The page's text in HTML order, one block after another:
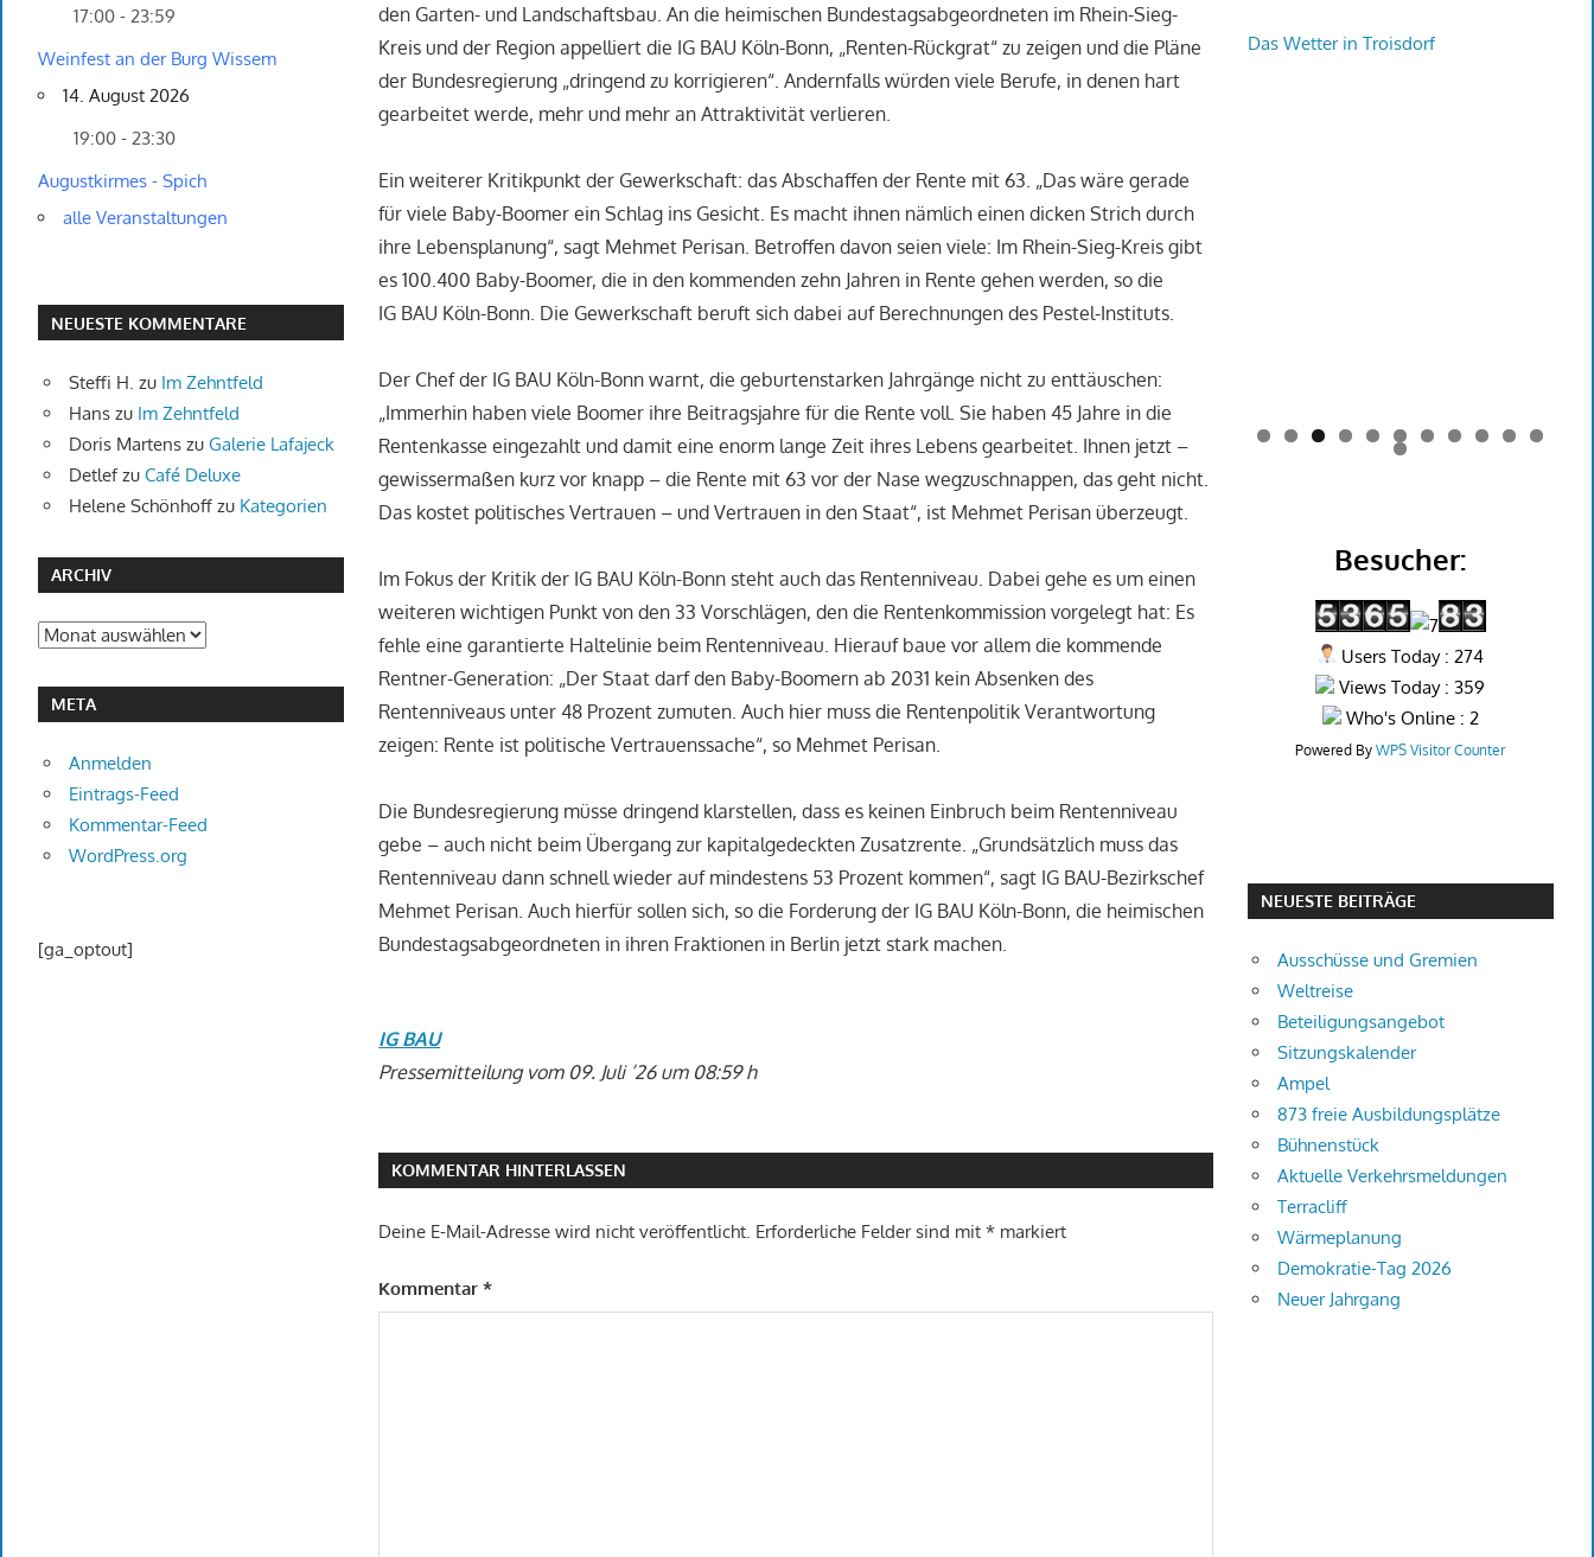
den Garten- und Landschaftsbau. An die heimischen Bundestagsabgeordneten im Rhein-Sieg-
Kreis und der Region appelliert die IG BAU Köln-Bonn, „Renten-Rückgrat“ zu zeigen und die Pläne
der Bundesregierung „dringend zu korrigieren“. Andernfalls würden viele Berufe, in denen hart
gearbeitet werde, mehr und mehr an Attraktivität verlieren.
Ein weiterer Kritikpunkt der Gewerkschaft: das Abschaffen der Rente mit 63. „Das wäre gerade
für viele Baby-Boomer ein Schlag ins Gesicht. Es macht ihnen nämlich einen dicken Strich durch
ihre Lebensplanung“, sagt Mehmet Perisan. Betroffen davon seien viele: Im Rhein-Sieg-Kreis gibt
es 100.400 Baby-Boomer, die in den kommenden zehn Jahren in Rente gehen werden, so die
IG BAU Köln-Bonn. Die Gewerkschaft beruft sich dabei auf Berechnungen des Pestel-Instituts.
Der Chef der IG BAU Köln-Bonn warnt, die geburtenstarken Jahrgänge nicht zu enttäuschen:
„Immerhin haben viele Boomer ihre Beitragsjahre für die Rente voll. Sie haben 45 Jahre in die
Rentenkasse eingezahlt und damit eine enorm lange Zeit ihres Lebens gearbeitet. Ihnen jetzt –
gewissermaßen kurz vor knapp – die Rente mit 63 vor der Nase wegzuschnappen, das geht nicht.
Das kostet politisches Vertrauen – und Vertrauen in den Staat“, ist Mehmet Perisan überzeugt.
Im Fokus der Kritik der IG BAU Köln-Bonn steht auch das Rentenniveau. Dabei gehe es um einen
weiteren wichtigen Punkt von den 33 Vorschlägen, den die Rentenkommission vorgelegt hat: Es
fehle eine garantierte Haltelinie beim Rentenniveau. Hierauf baue vor allem die kommende
Rentner-Generation: „Der Staat darf den Baby-Boomern ab 2031 kein Absenken des
Rentenniveaus unter 48 Prozent zumuten. Auch hier muss die Rentenpolitik Verantwortung
zeigen: Rente ist politische Vertrauenssache“, so Mehmet Perisan.
Die Bundesregierung müsse dringend klarstellen, dass es keinen Einbruch beim Rentenniveau
gebe – auch nicht beim Übergang zur kapitalgedeckten Zusatzrente. „Grundsätzlich muss das
Rentenniveau dann schnell wieder auf mindestens 53 Prozent kommen“, sagt IG BAU-Bezirkschef
Mehmet Perisan. Auch hierfür sollen sich, so die Forderung der IG BAU Köln-Bonn, die heimischen
Bundestagsabgeordneten in ihren Fraktionen in Berlin jetzt stark machen.
IG BAU
Pressemitteilung vom 09. Juli ’26 um 08:59 h
KOMMENTAR HINTERLASSEN
Deine E-Mail-Adresse wird nicht veröffentlicht. Erforderliche Felder sind mit* markiert
Kommentar*
17:00 - 23:59
Weinfest an der Burg Wissem
14. August 2026
19:00 - 23:30
Augustkirmes - Spich
alle Veranstaltungen
NEUESTE KOMMENTARE
Steffi H. zu Im Zehntfeld
Hanszu Im Zehntfeld
Doris Martenszu Galerie Lafajeck
Detlefzu Café Deluxe
Helene Schönhoffzu Kategorien
ARCHIV
Archiv
META
Anmelden
Eintrags-Feed
Kommentar-Feed
WordPress.org
[ga_optout]
Das Wetter in Troisdorf
0 1
2
Besucher:
Users Today : 274
Views Today : 359
Who's Online : 2
Powered ByWPS Visitor Counter
NEUESTE BEITRÄGE
Ausschüsse und Gremien
Weltreise
Beteiligungsangebot
Sitzungskalender
Ampel
873 freie Ausbildungsplätze
Bühnenstück
Aktuelle Verkehrsmeldungen
Terracliff
Wärmeplanung
Demokratie-Tag 2026
Neuer Jahrgang